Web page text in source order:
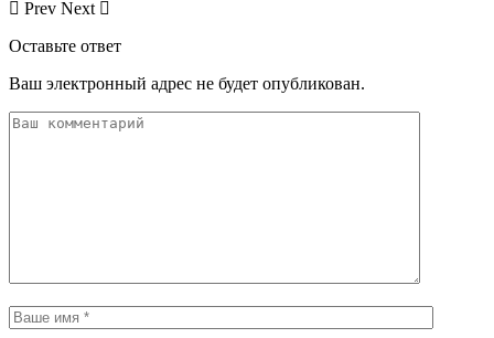
Prev Next
Оставьте ответ
Ваш электронный адрес не будет опубликован.